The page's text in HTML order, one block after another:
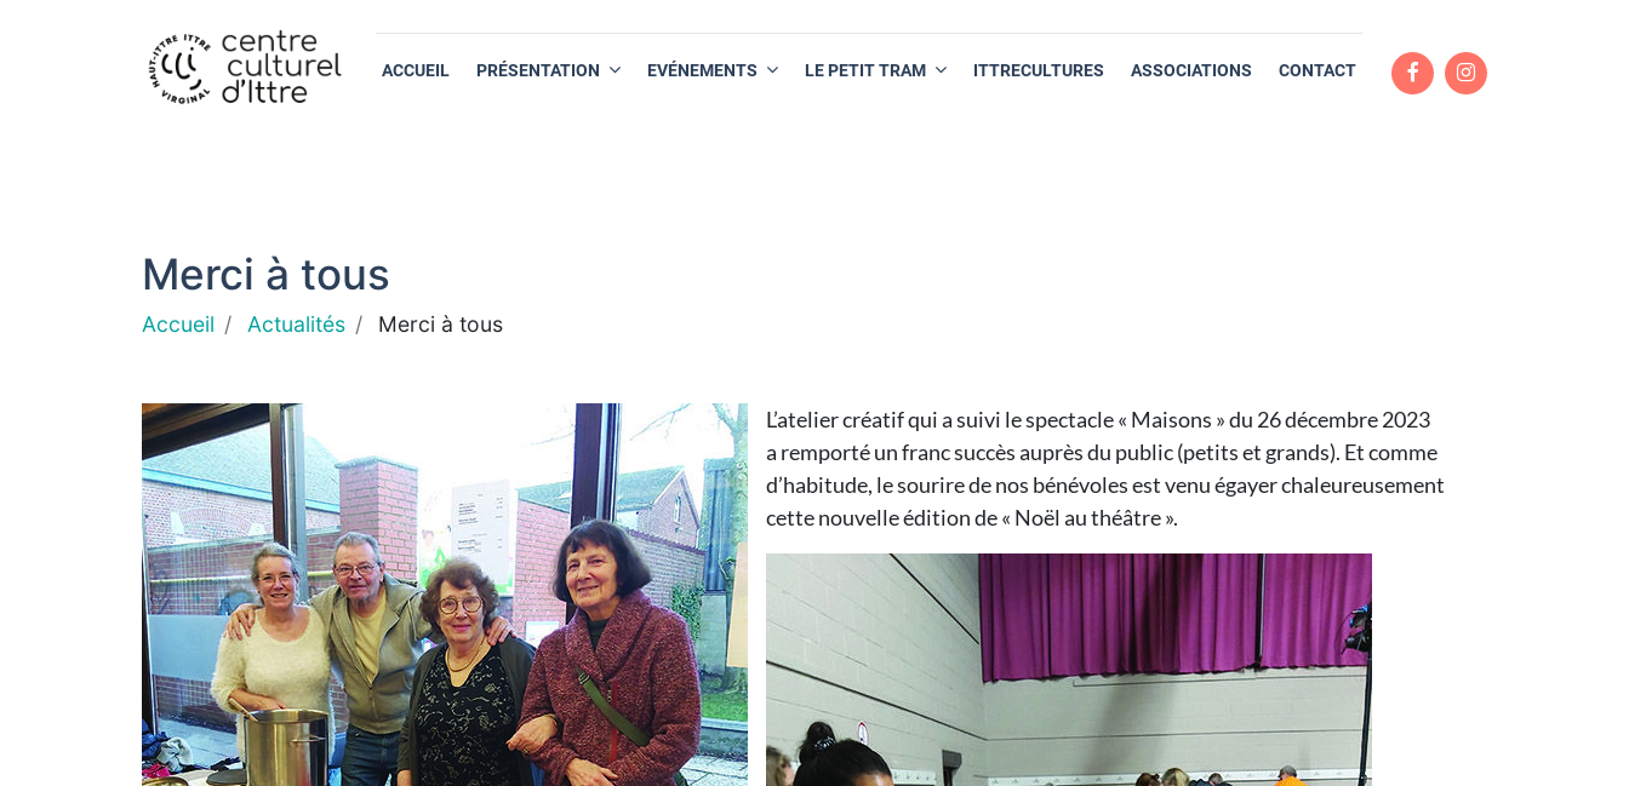
ACCUEIL PRÉSENTATION EVÉNEMENTS LE PETIT TRAM ITTRECULTURES ASSOCIATIONS CONTACT
Merci à tous
Accueil Actualités Merci à tous
L’atelier créatif qui a suivi le spectacle « Maisons » du 26 décembre 2023
a remporté un franc succès auprès du public (petits et grands). Et comme
d’habitude, le sourire de nos bénévoles est venu égayer chaleureusement
cette nouvelle édition de « Noël au théâtre ».